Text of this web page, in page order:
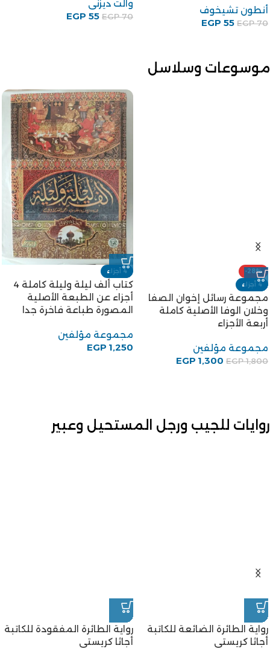
أنطون تشيخوف
EGP70
EGP 55
والت ديزنى
EGP70
EGP 55
موسوعات وسلاسل
-28%
4 أجزاء
مجموعة رسائل إخوان الصفا
وخلان الوفا الأصلية كاملة
أربعة الأجزاء
مجموعة مؤلفين
EGP1,800
EGP 1,300
4 أجزاء
كتاب ألف ليلة وليلة كاملة 4
أجزاء عن الطبعة الأصلية
المصورة طباعة فاخرة جدا
مجموعة مؤلفين
EGP 1,250
روايات للجيب ورجل المستحيل وعبير
رواية الطائرة الضائعة للكاتبة
أجاثا كريستى
رواية الطائرة المفقودة للكاتبة
أجاثا كريستى